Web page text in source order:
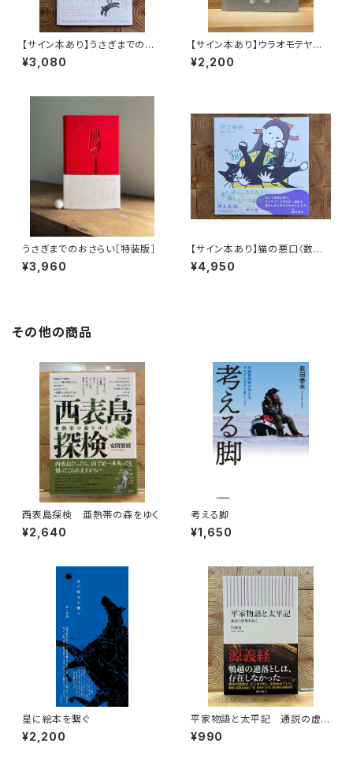
【サイン本あり】うさぎまでのお
さらい［通常版］
¥3,080
【サイン本あり】ウラオモテヤマ
ネコ
¥2,200
うさぎまでのおさらい［特装版］
¥3,960
【サイン本あり】猫の悪口〈数量
限定・オリジナルトート付き〉
¥4,950
その他の商品
西表島探検 亜熱帯の森をゆく
¥2,640
考える脚
¥1,650
星に絵本を繋ぐ
¥2,200
平家物語と太平記 通説の虚
像を暴く
¥990